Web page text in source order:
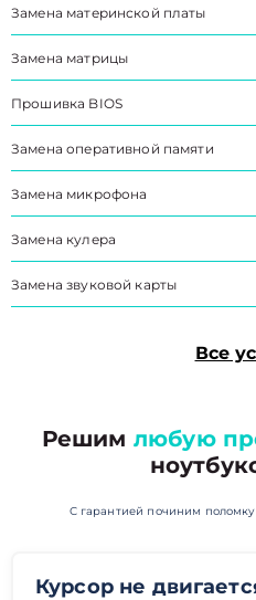
Замена материнской платы
Замена матрицы
Прошивка BIOS
Замена оперативной памяти
Замена микрофона
Замена кулера
Замена звуковой карты
Все
Решим любую
С гарантией починим
Курсор не